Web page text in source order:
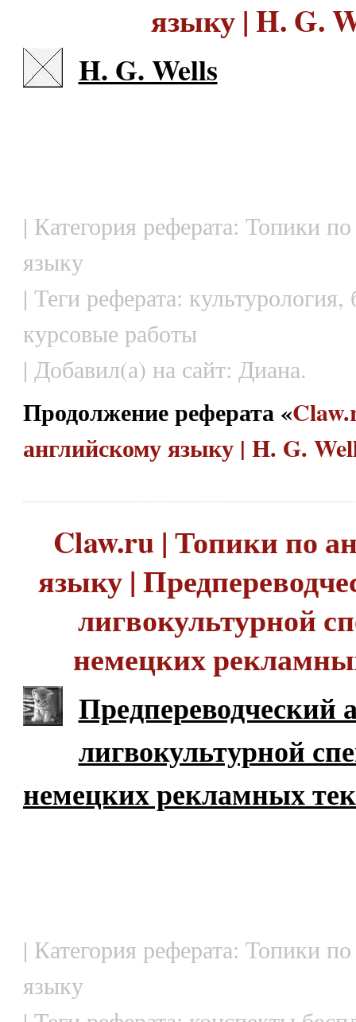
языку | H. G.
H. G. Wells
| Категория реферата: Топики
языку
| Теги реферата: культурология,
курсовые работы
| Добавил(а) на сайт: Диана.
Продолжение реферата «
английскому языку | H. G.
Claw.ru | Топики по
языку |
лигвокультурной
немецких
Предпереводческий
лигвокультурной
немецких рекламных
| Категория реферата: Топики
языку